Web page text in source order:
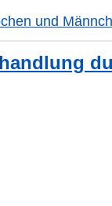
und